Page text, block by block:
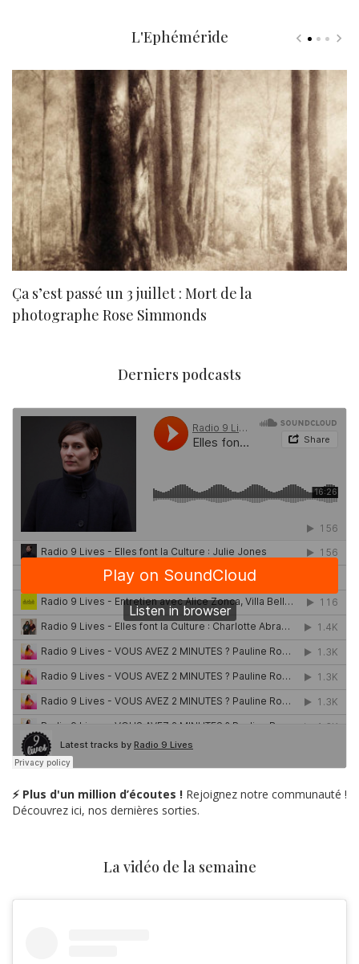
L'Ephéméride
Ça s’est passé un 3 juillet : Mort de la
photographe Rose Simmonds
Derniers podcasts
⚡ Plus d'un million d’écoutes ! Rejoignez notre communauté !
Découvrez ici, nos dernières sorties.
La vidéo de la semaine